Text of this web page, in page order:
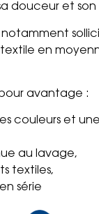
douceur et
en
avantage :
couleurs et
au lavage,
textiles,
série